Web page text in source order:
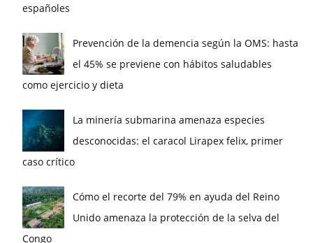
españoles
Prevención de la demencia según la OMS: hasta
el 45% se previene con hábitos saludables
como ejercicio y dieta
La minería submarina amenaza especies
desconocidas: el caracol Lirapex felix, primer
caso crítico
Cómo el recorte del 79% en ayuda del Reino
Unido amenaza la protección de la selva del
Congo